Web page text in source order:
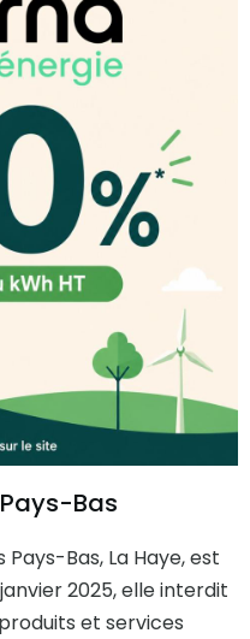
Bas
Bas, La Haye, est
2025, elle interdit
et services